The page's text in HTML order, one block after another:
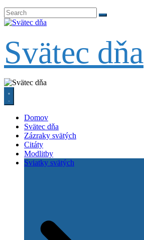
Svätec dňa
Domov
Svätec dňa
Zázraky svätých
Citáty
Modlitby
Sviatky svätých